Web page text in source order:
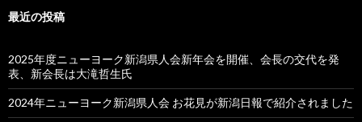
最近の投稿
2025年度ニューヨーク新潟県人会新年会を開催、会長の交代を発
表、新会長は大滝哲生氏
2024年ニューヨーク新潟県人会 お花見が新潟日報で紹介されました